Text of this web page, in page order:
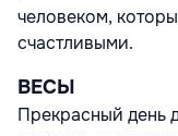
человеком,
счастливыми.
ВЕСЫ
Прекрасный день